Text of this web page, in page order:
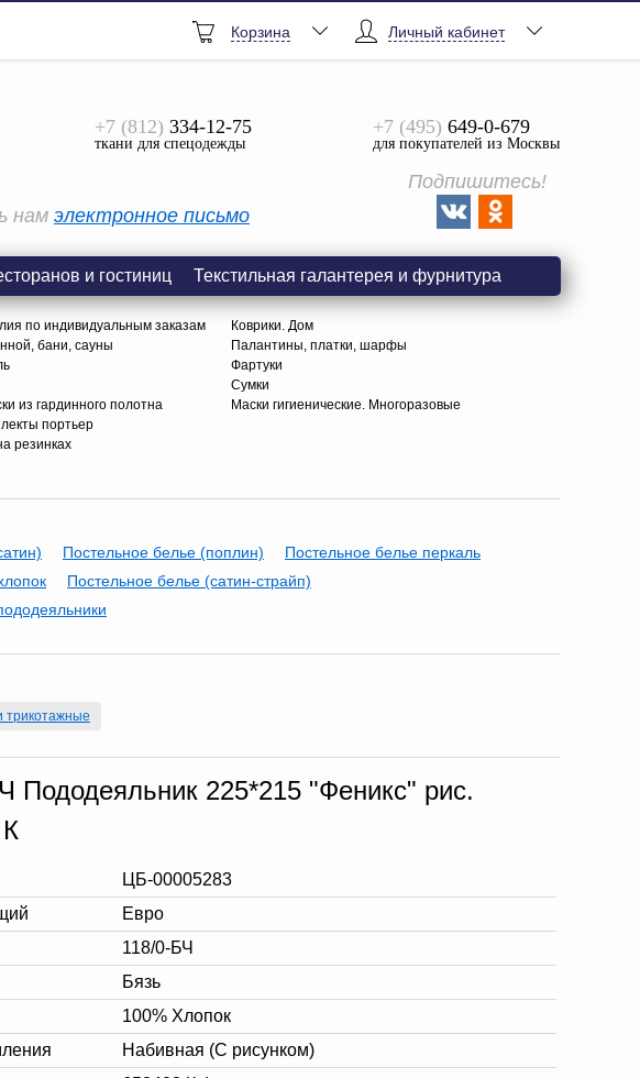
Все
Личный кабинет
Корзина
+7 (812) 334-12-75
ткани для спецодежды
+7 (495) 649-0-679
для покупателей из Москвы
нам электронное письмо
Подпишитесь!
и гостиниц Текстильная галантерея и фурнитура
по индивидуальным заказам
бани, сауны
из гардинного полотна
портьер
резинках
Коврики. Дом
Палантины, платки, шарфы
Фартуки
Сумки
Маски гигиенические. Многоразовые
Постельное белье (поплин)
Постельное белье перкаль
Постельное белье (сатин-страйп)
трикотажные
Пододеяльник 225*215 "Феникс" рис.
ЦБ-00005283
Евро
118/0-БЧ
Бязь
100% Хлопок
Набивная (С рисунком)